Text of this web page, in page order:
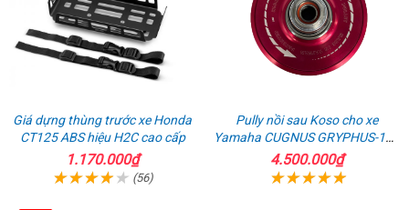
Giá dựng thùng trước xe Honda
CT125 ABS hiệu H2C cao cấp
1.170.000₫
(56)
Pully nồi sau Koso cho xe
Yamaha CUGNUS GRYPHUS-125
tăng tốc cực sướng
4.500.000₫